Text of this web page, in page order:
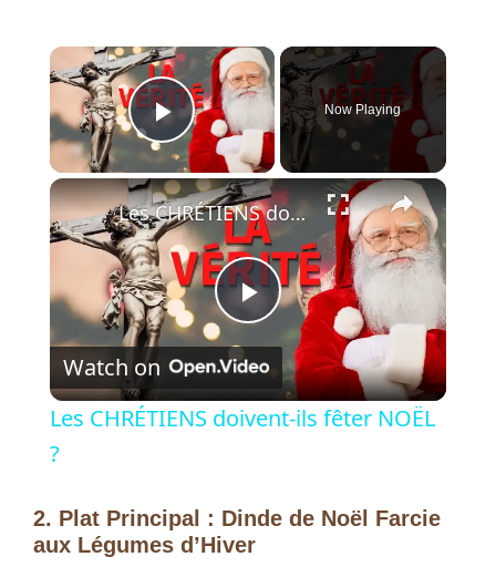
×
Play Video
Now Playing
×
P
l
y
Les CHRÉTIENS doivent-ils fêter NOËL ?
Watch on
Les CHRÉTIENS doivent-ils fêter NOËL
?
2. Plat Principal : Dinde de Noël Farcie
aux Légumes d’Hiver